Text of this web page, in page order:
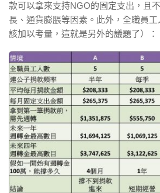
款可以拿來支持NGO的固定支出，且
長、通貨膨脹等因素。此外，全職員
該加以考量，這就是另外的議題了）：